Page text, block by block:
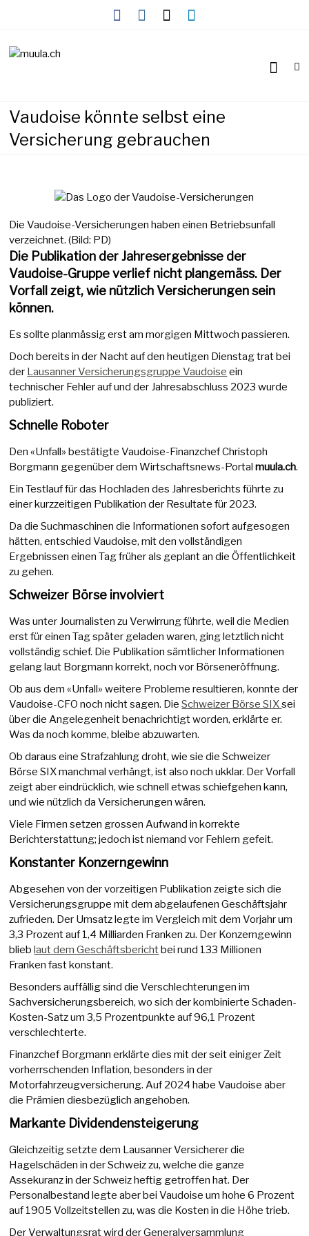
Vaudoise könnte selbst eine
Versicherung gebrauchen
Die Vaudoise-Versicherungen haben einen Betriebsunfall
verzeichnet. (Bild: PD)
Die Publikation der Jahresergebnisse der
Vaudoise-Gruppe verlief nicht plangemäss. Der
Vorfall zeigt, wie nützlich Versicherungen sein
können.
Es sollte planmässig erst am morgigen Mittwoch passieren.
Doch bereits in der Nacht auf den heutigen Dienstag trat bei
der Lausanner Versicherungsgruppe Vaudoise ein
technischer Fehler auf und der Jahresabschluss 2023 wurde
publiziert.
Schnelle Roboter
Den «Unfall» bestätigte Vaudoise-Finanzchef Christoph
Borgmann gegenüber dem Wirtschaftsnews-Portalmuula.ch.
Ein Testlauf für das Hochladen des Jahresberichts führte zu
einer kurzzeitigen Publikation der Resultate für 2023.
Da die Suchmaschinen die Informationen sofort aufgesogen
hätten, entschied Vaudoise, mit den vollständigen
Ergebnissen einen Tag früher als geplant an die Öffentlichkeit
zu gehen.
Schweizer Börse involviert
Was unter Journalisten zu Verwirrung führte, weil die Medien
erst für einen Tag später geladen waren, ging letztlich nicht
vollständig schief. Die Publikation sämtlicher Informationen
gelang laut Borgmann korrekt, noch vor Börseneröffnung.
Ob aus dem «Unfall» weitere Probleme resultieren, konnte der
Vaudoise-CFO noch nicht sagen. DieSchweizer Börse SIXsei
über die Angelegenheit benachrichtigt worden, erklärte er.
Was da noch komme, bleibe abzuwarten.
Ob daraus eine Strafzahlung droht, wie sie die Schweizer
Börse SIX manchmal verhängt, ist also noch ukklar. Der Vorfall
zeigt aber eindrücklich, wie schnell etwas schiefgehen kann,
und wie nützlich da Versicherungen wären.
Viele Firmen setzen grossen Aufwand in korrekte
Berichterstattung; jedoch ist niemand vor Fehlern gefeit.
Konstanter Konzerngewinn
Abgesehen von der vorzeitigen Publikation zeigte sich die
Versicherungsgruppe mit dem abgelaufenen Geschäftsjahr
zufrieden. Der Umsatz legte im Vergleich mit dem Vorjahr um
3,3 Prozent auf 1,4 Milliarden Franken zu. Der Konzerngewinn
blieblaut dem Geschäftsberichtbei rund 133 Millionen
Franken fast konstant.
Besonders auffällig sind die Verschlechterungen im
Sachversicherungsbereich, wo sich der kombinierte Schaden-
Kosten-Satz um 3,5 Prozentpunkte auf 96,1 Prozent
verschlechterte.
Finanzchef Borgmann erklärte dies mit der seit einiger Zeit
vorherrschenden Inflation, besonders in der
Motorfahrzeugversicherung. Auf 2024 habe Vaudoise aber
die Prämien diesbezüglich angehoben.
Markante Dividendensteigerung
Gleichzeitig setzte dem Lausanner Versicherer die
Hagelschäden in der Schweiz zu, welche die ganze
Assekuranz in der Schweiz heftig getroffen hat. Der
Personalbestand legte aber bei Vaudoise um hohe 6 Prozent
auf 1905 Vollzeitstellen zu, was die Kosten in die Höhe trieb.
Der Verwaltungsrat wird der Generalversammlung